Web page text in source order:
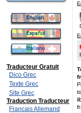
Traducteur Gratuit
Dico Grec
Texte Grec
Site Grec
Traduction Traducteur
Francais Allemand